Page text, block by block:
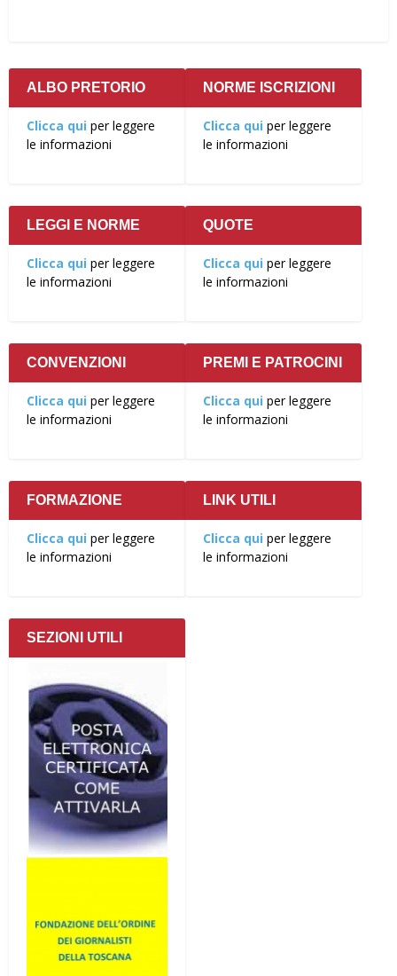
ALBO PRETORIO
Clicca qui per leggere
le informazioni
NORME ISCRIZIONI
Clicca qui per leggere
le informazioni
LEGGI E NORME
Clicca qui per leggere
le informazioni
QUOTE
Clicca qui per leggere
le informazioni
CONVENZIONI
Clicca qui per leggere
le informazioni
PREMI E PATROCINI
Clicca qui per leggere
le informazioni
FORMAZIONE
Clicca qui per leggere
le informazioni
LINK UTILI
Clicca qui per leggere
le informazioni
SEZIONI UTILI